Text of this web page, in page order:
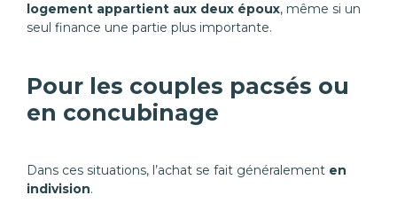
logement appartient aux deux époux, même si un
seul finance une partie plus importante.
Pour les couples pacsés ou
en concubinage
Dans ces situations, l’achat se fait généralement en
indivision.